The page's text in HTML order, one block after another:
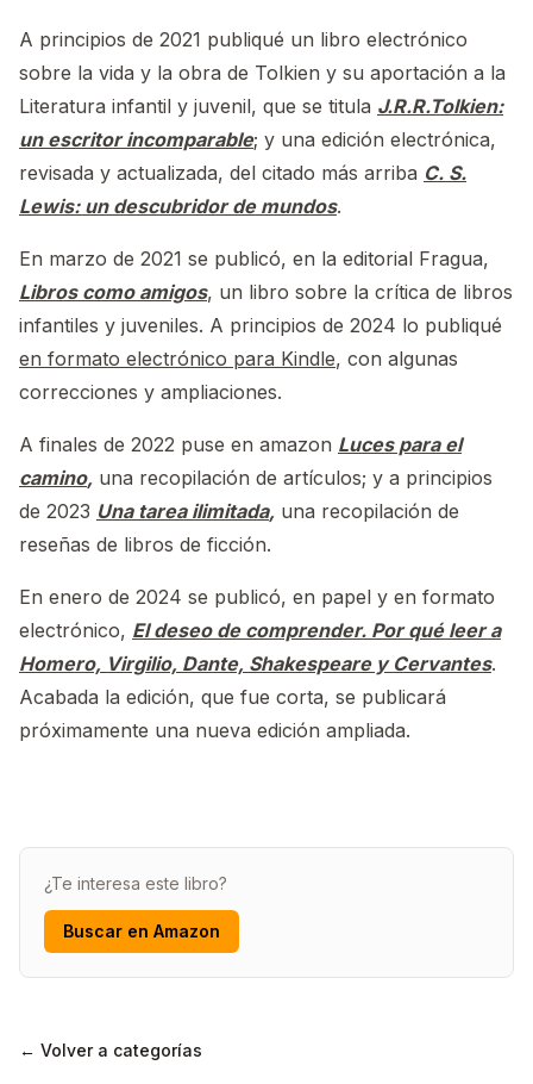
A principios de 2021 publiqué un libro electrónico
sobre la vida y la obra de Tolkien y su aportación a la
Literatura infantil y juvenil, que se titula J.R.R.Tolkien:
un escritor incomparable; y una edición electrónica,
revisada y actualizada, del citado más arriba C. S.
Lewis: un descubridor de mundos.
En marzo de 2021 se publicó, en la editorial Fragua,
Libros como amigos, un libro sobre la crítica de libros
infantiles y juveniles. A principios de 2024 lo publiqué
en formato electrónico para Kindle, con algunas
correcciones y ampliaciones.
A finales de 2022 puse en amazon Luces para el
camino, una recopilación de artículos; y a principios
de 2023 Una tarea ilimitada, una recopilación de
reseñas de libros de ficción.
En enero de 2024 se publicó, en papel y en formato
electrónico, El deseo de comprender. Por qué leer a
Homero, Virgilio, Dante, Shakespeare y Cervantes.
Acabada la edición, que fue corta, se publicará
próximamente una nueva edición ampliada.
¿Te interesa este libro?
Buscar en Amazon
← Volver a categorías